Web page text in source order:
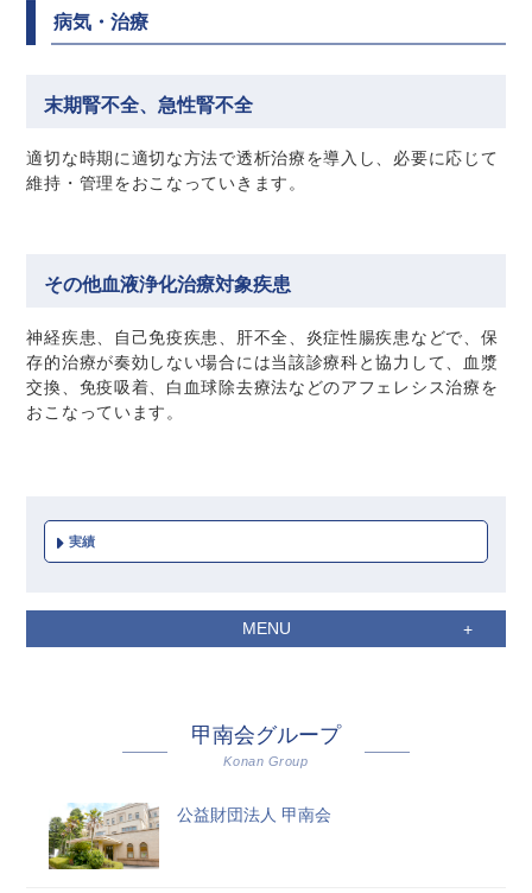
病気・治療
末期腎不全、急性腎不全
適切な時期に適切な方法で透析治療を導入し、必要に応じて
維持・管理をおこなっていきます。
その他血液浄化治療対象疾患
神経疾患、自己免疫疾患、肝不全、炎症性腸疾患などで、保
存的治療が奏効しない場合には当該診療科と協力して、血漿
交換、免疫吸着、白血球除去療法などのアフェレシス治療を
おこなっています。
実績
MENU
甲南会グループ
Konan Group
公益財団法人 甲南会